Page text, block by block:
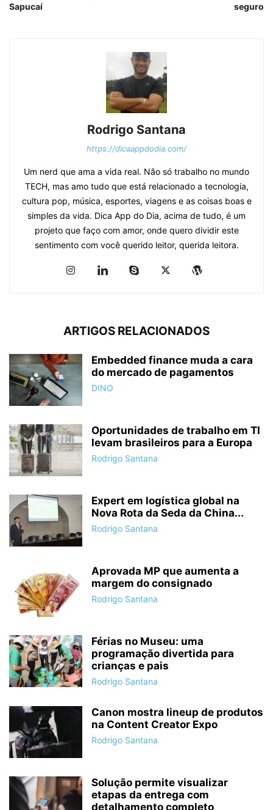
Sapucaí seguro
Rodrigo Santana
https://dicaappdodia.com/
Um nerd que ama a vida real. Não só trabalho no mundo
TECH, mas amo tudo que está relacionado a tecnologia,
cultura pop, música, esportes, viagens e as coisas boas e
simples da vida. Dica App do Dia, acima de tudo, é um
projeto que faço com amor, onde quero dividir este
sentimento com você querido leitor, querida leitora.
ARTIGOS RELACIONADOS
Embedded finance muda a cara
do mercado de pagamentos
DINO
Oportunidades de trabalho em TI
levam brasileiros para a Europa
Rodrigo Santana
Expert em logística global na
Nova Rota da Seda da China...
Rodrigo Santana
Aprovada MP que aumenta a
margem do consignado
Rodrigo Santana
Férias no Museu: uma
programação divertida para
crianças e pais
Rodrigo Santana
Canon mostra lineup de produtos
na Content Creator Expo
Rodrigo Santana
Solução permite visualizar
etapas da entrega com
detalhamento completo